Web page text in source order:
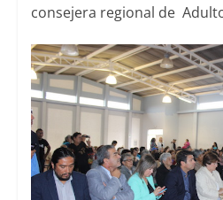
consejera regional de